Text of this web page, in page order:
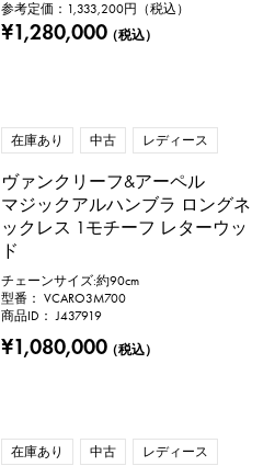
参考定価： 1,333,200円（税込）
¥1,280,000（税込）
在庫あり 中古 レディース
ヴァンクリーフ&アーペル
マジックアルハンブラ ロングネ
ックレス 1モチーフ レターウッ
ド
チェーンサイズ:約90cm
型番： VCARO3M700
商品ID： J437919
¥1,080,000（税込）
在庫あり 中古 レディース